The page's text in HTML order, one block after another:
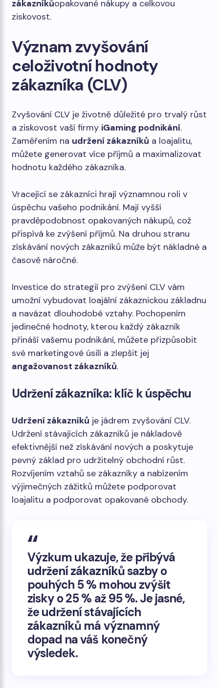
zákazníkůopakované nákupy a celkovou
ziskovost.
Význam zvyšování
celoživotní hodnoty
zákazníka (CLV)
Zvyšování CLV je životně důležité pro trvalý růst
a ziskovost vaší firmy iGaming podnikání.
Zaměřením na udržení zákazníků a loajalitu,
můžete generovat více příjmů a maximalizovat
hodnotu každého zákazníka.
Vracející se zákazníci hrají významnou roli v
úspěchu vašeho podnikání. Mají vyšší
pravděpodobnost opakovaných nákupů, což
přispívá ke zvýšení příjmů. Na druhou stranu
získávání nových zákazníků může být nákladné a
časově náročné.
Investice do strategií pro zvýšení CLV vám
umožní vybudovat loajální zákaznickou základnu
a navázat dlouhodobé vztahy. Pochopením
jedinečné hodnoty, kterou každý zákazník
přináší vašemu podnikání, můžete přizpůsobit
své marketingové úsilí a zlepšit jej
angažovanost zákazníků.
Udržení zákazníka: klíč k úspěchu
Udržení zákazníků je jádrem zvyšování CLV.
Udržení stávajících zákazníků je nákladově
efektivnější než získávání nových a poskytuje
pevný základ pro udržitelný obchodní růst.
Rozvíjením vztahů se zákazníky a nabízením
výjimečných zážitků můžete podporovat
loajalitu a podporovat opakované obchody.
Výzkum ukazuje, že přibývá
udržení zákazníkůsazby o
pouhých 5 % mohou zvýšit
zisky o 25 % až 95 %. Je jasné,
že udržení stávajících
zákazníků má významný
dopad na váš konečný
výsledek.